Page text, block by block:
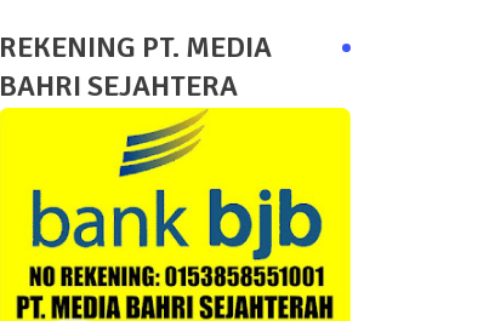
REKENING PT. MEDIA
BAHRI SEJAHTERA